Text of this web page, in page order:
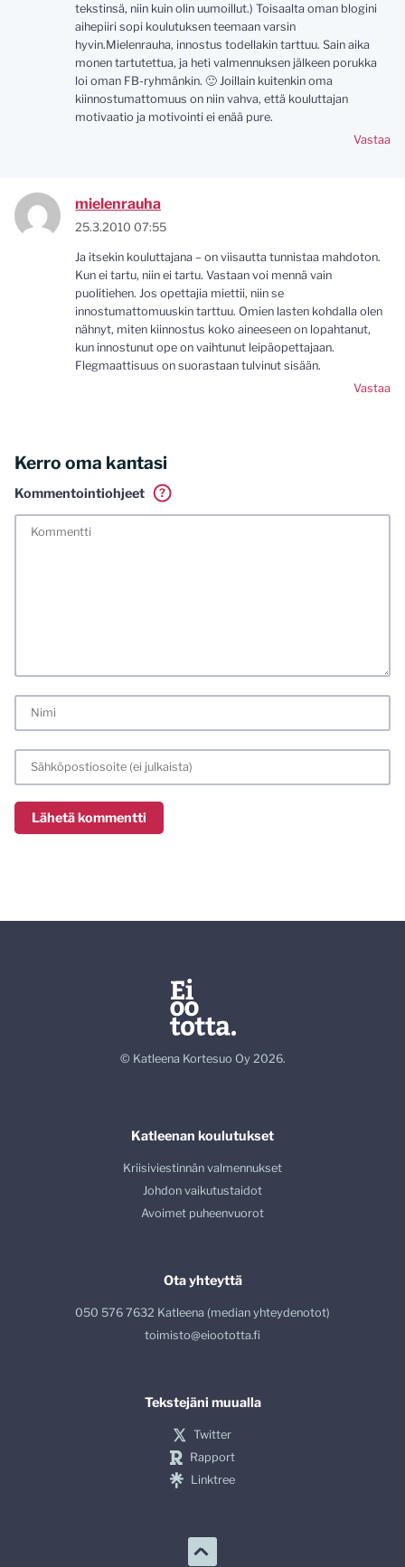
tekstinsä, niin kuin olin uumoillut.) Toisaalta oman blogini
aihepiiri sopi koulutuksen teemaan varsin
hyvin.Mielenrauha, innostus todellakin tarttuu. Sain aika
monen tartutettua, ja heti valmennuksen jälkeen porukka
loi oman FB-ryhmänkin. 🙂 Joillain kuitenkin oma
kiinnostumattomuus on niin vahva, että kouluttajan
motivaatio ja motivointi ei enää pure.
Vastaa
mielenrauha
25.3.2010 07:55
Ja itsekin kouluttajana – on viisautta tunnistaa mahdoton.
Kun ei tartu, niin ei tartu. Vastaan voi mennä vain
puolitiehen. Jos opettajia miettii, niin se
innostumattomuuskin tarttuu. Omien lasten kohdalla olen
nähnyt, miten kiinnostus koko aineeseen on lopahtanut,
kun innostunut ope on vaihtunut leipäopettajaan.
Flegmaattisuus on suorastaan tulvinut sisään.
Vastaa
Kerro oma kantasi
Kommentointiohjeet
?
meiliosoitteen. Minua ja mielipiteitäni saa ilman muuta
© Katleena Kortesuo Oy 2026.
Katleenan koulutukset
Kriisiviestinnän valmennukset
Johdon vaikutustaidot
Avoimet puheenvuorot
Ota yhteyttä
050 576 7632 Katleena (median yhteydenotot)
toimisto@eioototta.fi
Tekstejäni muualla
Twitter
Rapport
Linktree